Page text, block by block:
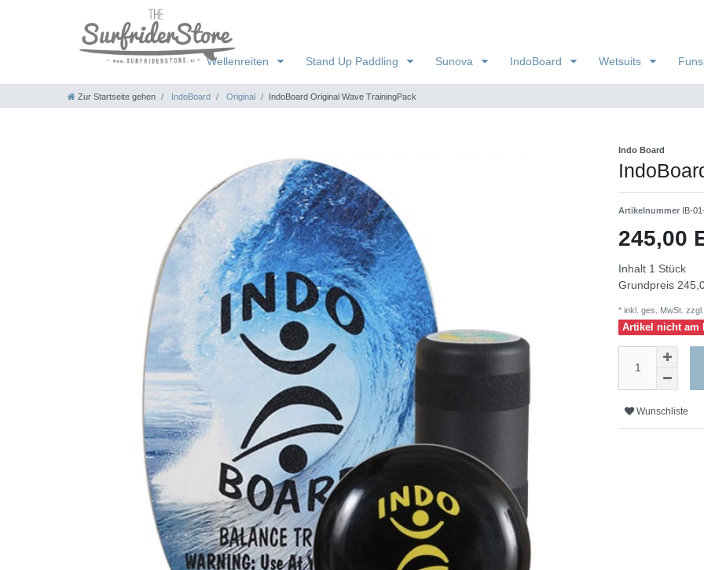
Wellenreiten Stand Up Paddling Sunova IndoBoard Wetsuits
Zur Startseite gehen IndoBoard Original IndoBoard Original Wave TrainingPack
Indo Board
Artikelnummer IB-
245,00
Inhalt 1 Stück
Grundpreis
* inkl. ges. MwSt. zzgl.
Artikel nicht am
Wunschliste